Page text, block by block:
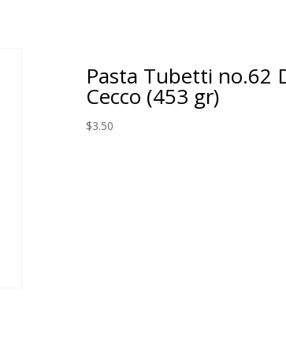
Pasta Tubetti no.62
Cecco (453 gr)
$3.50